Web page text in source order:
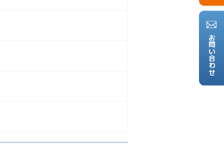
お問い合わせ